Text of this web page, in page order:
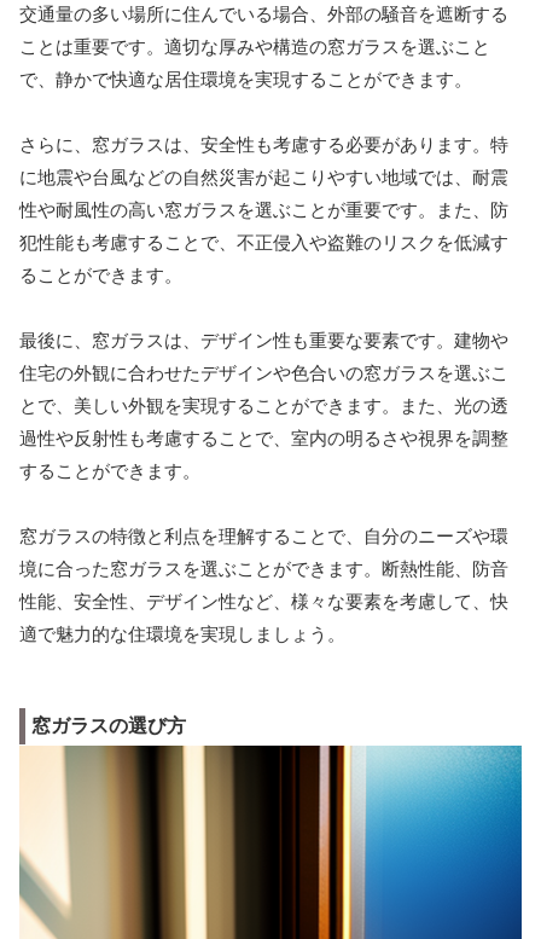
交通量の多い場所に住んでいる場合、外部の騒音を遮断する
ことは重要です。適切な厚みや構造の窓ガラスを選ぶこと
で、静かで快適な居住環境を実現することができます。
さらに、窓ガラスは、安全性も考慮する必要があります。特
に地震や台風などの自然災害が起こりやすい地域では、耐震
性や耐風性の高い窓ガラスを選ぶことが重要です。また、防
犯性能も考慮することで、不正侵入や盗難のリスクを低減す
ることができます。
最後に、窓ガラスは、デザイン性も重要な要素です。建物や
住宅の外観に合わせたデザインや色合いの窓ガラスを選ぶこ
とで、美しい外観を実現することができます。また、光の透
過性や反射性も考慮することで、室内の明るさや視界を調整
することができます。
窓ガラスの特徴と利点を理解することで、自分のニーズや環
境に合った窓ガラスを選ぶことができます。断熱性能、防音
性能、安全性、デザイン性など、様々な要素を考慮して、快
適で魅力的な住環境を実現しましょう。
窓ガラスの選び方